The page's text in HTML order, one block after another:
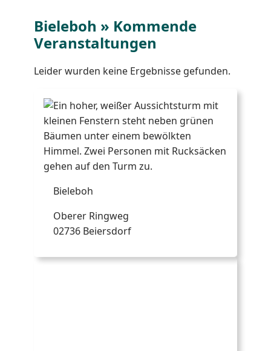
Bieleboh » Kommende
Veranstaltungen
Leider wurden keine Ergebnisse gefunden.
Bieleboh
Oberer Ringweg
02736 Beiersdorf